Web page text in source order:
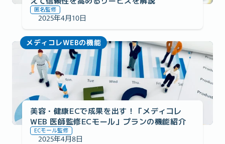
匿名監修
2025年4月10日
メディコレWEBの機能
美容・健康ECで成果を出す！「メディコレ
WEB 医師監修ECモール」プランの機能紹介
ECモール監修
2025年4月8日